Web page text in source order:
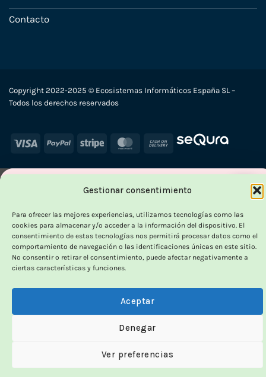
Gestionar consentimiento
Para ofrecer las mejores experiencias, utilizamos tecnologías como las
cookies para almacenar y/o acceder a la información del dispositivo. El
consentimiento de estas tecnologías nos permitirá procesar datos como el
comportamiento de navegación o las identificaciones únicas en este sitio.
No consentir o retirar el consentimiento, puede afectar negativamente a
ciertas características y funciones.
Aceptar
Denegar
Ver preferencias
Contacto
Copyright 2022-2025 © Ecosistemas Informáticos España SL –
Todos los derechos reservados
Visa PayPal Stripe MasterCard
Cash
Delivery
-
OUTLET VORPC
Calidad probada,
precios imbatibles
100% funcionales